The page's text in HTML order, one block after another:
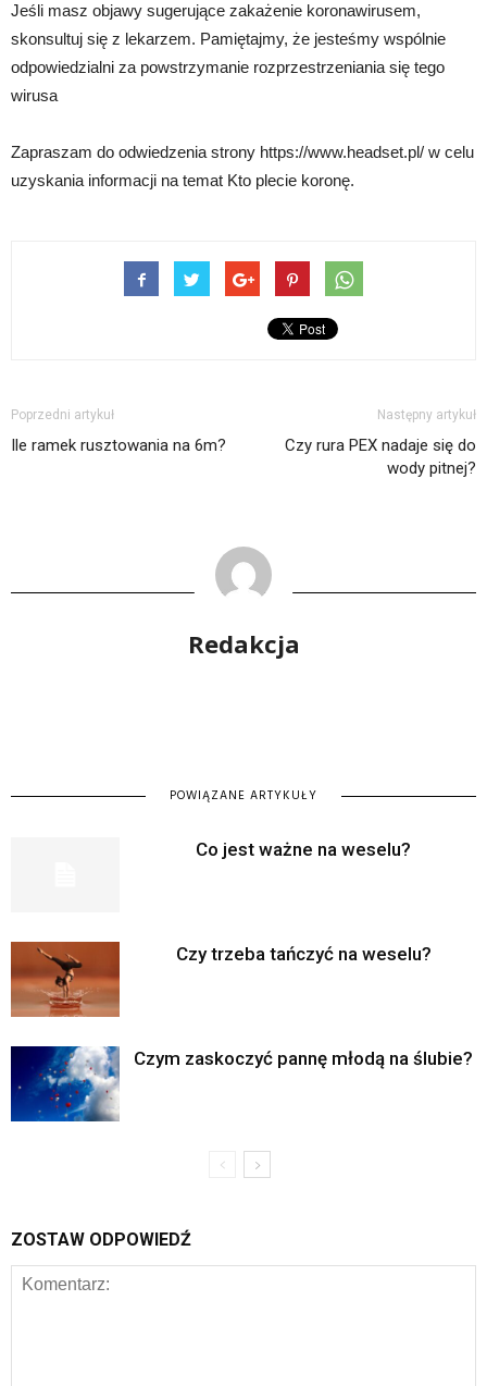
Jeśli masz objawy sugerujące zakażenie koronawirusem,
skonsultuj się z lekarzem. Pamiętajmy, że jesteśmy wspólnie
odpowiedzialni za powstrzymanie rozprzestrzeniania się tego
wirusa
Zapraszam do odwiedzenia strony https://www.headset.pl/ w celu
uzyskania informacji na temat Kto plecie koronę.
Poprzedni artykuł
Ile ramek rusztowania na 6m?
Następny artykuł
Czy rura PEX nadaje się do
wody pitnej?
Redakcja
POWIĄZANE ARTYKUŁY
Co jest ważne na weselu?
Czy trzeba tańczyć na weselu?
Czym zaskoczyć pannę młodą na ślubie?
ZOSTAW ODPOWIEDŹ